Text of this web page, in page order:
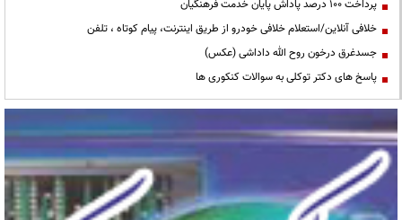
پرداخت ۱۰۰ درصد پاداش پایان خدمت فرهنگیان
خلافی آنلاین/استعلام خلافی خودرو از طریق اینترنت، پیام کوتاه ، تلفن
جسدغرق درخون روح الله داداشی (عکس)
پاسخ های دکتر توکلی به سوالات کنکوری ها